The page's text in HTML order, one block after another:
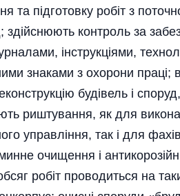
та підготовку робіт з
здійснюють контроль за
інструкціями,
знаками з охорони праці;
будівель і
риштування, як для
управління, так і для
очищення і
робіт проводиться на